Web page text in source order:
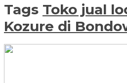
Tags Toko jual
Kozure di